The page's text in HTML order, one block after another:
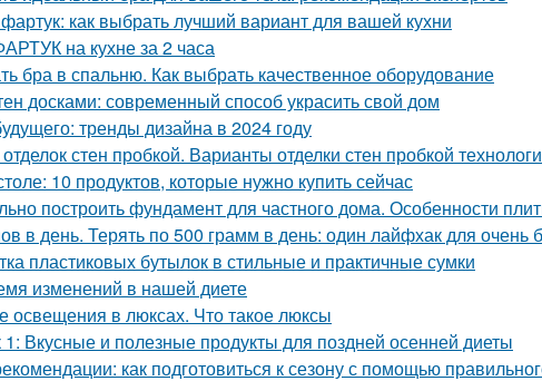
как выбрать лучший вариант для вашей кухни
на кухне за 2 часа
бра в спальню. Как выбрать качественное оборудование
досками: современный способ украсить свой дом
тренды дизайна в 2024 году
стен пробкой. Варианты отделки стен пробкой
10 продуктов, которые нужно купить сейчас
построить фундамент для частного дома. Особенности
в день. Терять по 500 грамм в день: один лайфхак для очень
пластиковых бутылок в стильные и практичные сумки
изменений в нашей диете
освещения в люксах. Что такое люксы
1: Вкусные и полезные продукты для поздней осенней диеты
как подготовиться к сезону с помощью